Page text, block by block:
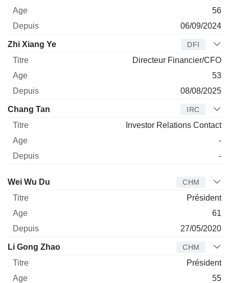
56
06/09/2024
Zhi Xiang Ye DFI
Directeur Financier/CFO
53
08/08/2025
Chang Tan IRC
Investor Relations Contact
-
-
Administrateur
Wei Wu Du CHM
Président
61
27/05/2020
Li Gong Zhao CHM
Président
55